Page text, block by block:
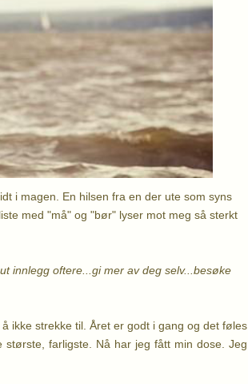
i magen. En hilsen fra en der ute som syns
med "må" og "bør" lyser mot meg så sterkt
innlegg oftere...gi mer av deg selv...besøke
ikke strekke til. Året er godt i gang og det føles
farligste. Nå har jeg fått min dose. Jeg